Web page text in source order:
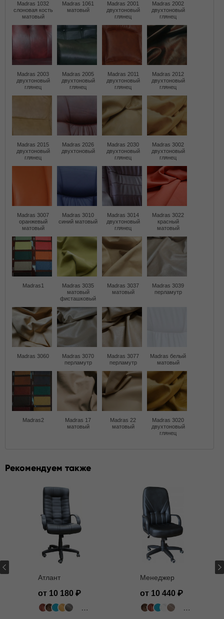
Madras 1032
слоновая кость
матовый
Madras 1061
матовый
Madras 2001
двухтоновый
глянец
Madras 2002
двухтоновый
глянец
Madras 2003
двухтоновый
глянец
Madras 2005
двухтоновый
глянец
Madras 2011
двухтоновый
глянец
Madras 2012
двухтоновый
глянец
Madras 2015
двухтоновый
глянец
Madras 2026
двухтоновый
Madras 2030
двухтоновый
глянец
Madras 3002
двухтоновый
глянец
Madras 3007
оранжевый
матовый
Madras 3010
синий матовый
Madras 3014
двухтоновый
глянец
Madras 3022
красный
матовый
Madras1
Madras 3035
матовый
фисташковый
Madras 3037
матовый
Madras 3039
перламутр
Madras 3060
Madras 3070
перламутр
Madras 3077
перламутр
Madras белый
матовый
Madras2
Madras 17
матовый
Madras 22
матовый
Madras 3020
двухтоновый
глянец
Рекомендуем также
Атлант
от 10 180
502 цвета
Менеджер
от 10 440
502 цвета